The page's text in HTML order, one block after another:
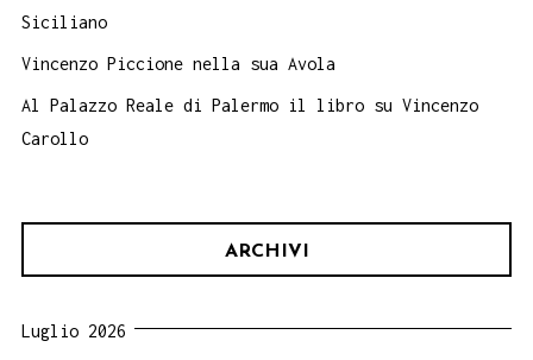
Siciliano
Vincenzo Piccione nella sua Avola
Al Palazzo Reale di Palermo il libro su Vincenzo
Carollo
ARCHIVI
Luglio 2026